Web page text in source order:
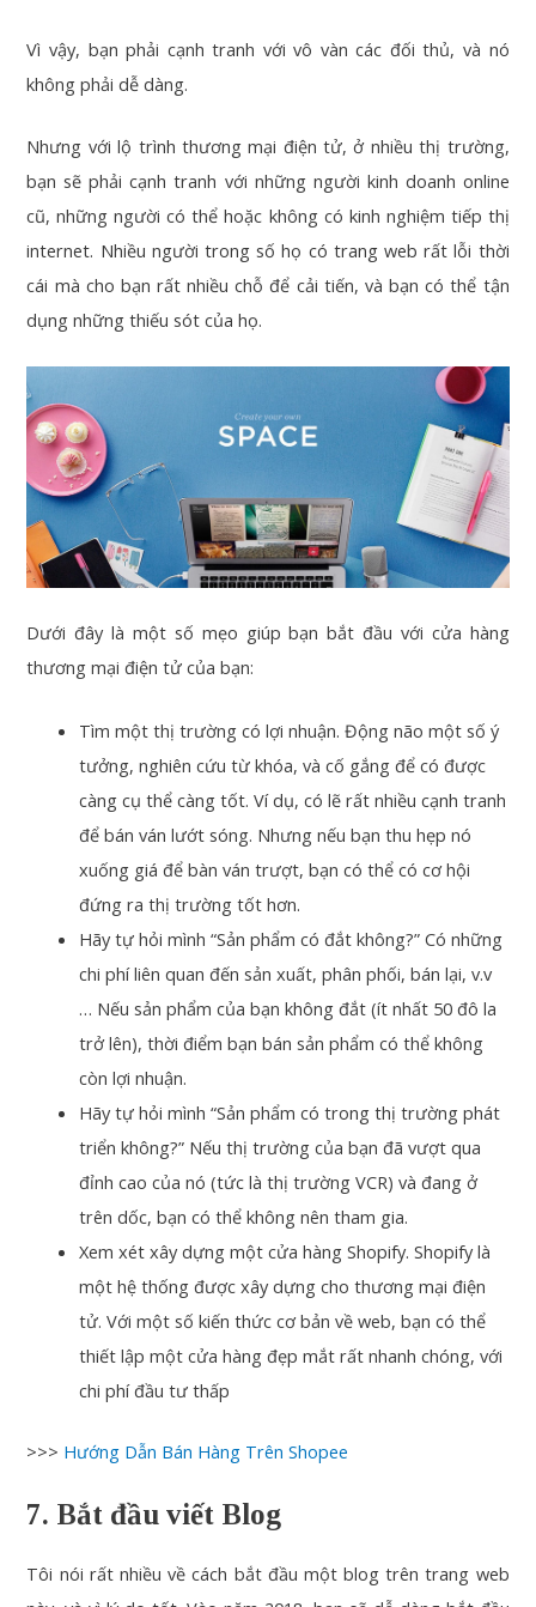
Vì vậy, bạn phải cạnh tranh với vô vàn các đối thủ, và nó
không phải dễ dàng.
Nhưng với lộ trình thương mại điện tử, ở nhiều thị trường,
bạn sẽ phải cạnh tranh với những người kinh doanh online
cũ, những người có thể hoặc không có kinh nghiệm tiếp thị
internet. Nhiều người trong số họ có trang web rất lỗi thời
cái mà cho bạn rất nhiều chỗ để cải tiến, và bạn có thể tận
dụng những thiếu sót của họ.
Dưới đây là một số mẹo giúp bạn bắt đầu với cửa hàng
thương mại điện tử của bạn:
Tìm một thị trường có lợi nhuận. Động não một số ý
tưởng, nghiên cứu từ khóa, và cố gắng để có được
càng cụ thể càng tốt. Ví dụ, có lẽ rất nhiều cạnh tranh
để bán ván lướt sóng. Nhưng nếu bạn thu hẹp nó
xuống giá để bàn ván trượt, bạn có thể có cơ hội
đứng ra thị trường tốt hơn.
Hãy tự hỏi mình “Sản phẩm có đắt không?” Có những
chi phí liên quan đến sản xuất, phân phối, bán lại, v.v
… Nếu sản phẩm của bạn không đắt (ít nhất 50 đô la
trở lên), thời điểm bạn bán sản phẩm có thể không
còn lợi nhuận.
Hãy tự hỏi mình “Sản phẩm có trong thị trường phát
triển không?” Nếu thị trường của bạn đã vượt qua
đỉnh cao của nó (tức là thị trường VCR) và đang ở
trên dốc, bạn có thể không nên tham gia.
Xem xét xây dựng một cửa hàng Shopify. Shopify là
một hệ thống được xây dựng cho thương mại điện
tử. Với một số kiến ​​thức cơ bản về web, bạn có thể
thiết lập một cửa hàng đẹp mắt rất nhanh chóng, với
chi phí đầu tư thấp
>>> Hướng Dẫn Bán Hàng Trên Shopee
7. Bắt đầu viết Blog
Tôi nói rất nhiều về cách bắt đầu một blog trên trang web